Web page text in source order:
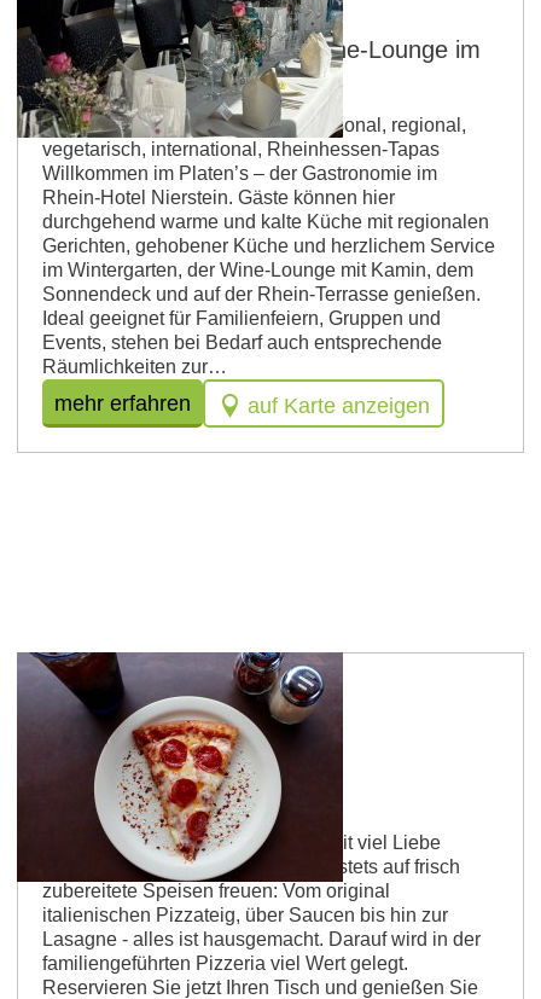
Nierstein
PLATEN’s Restaurant & Wine-Lounge im
Rhein-Hotel Nierstein
Betriebsart: Restaurant Küche: saisonal, regional,
vegetarisch, international, Rheinhessen-Tapas
Willkommen im Platen’s – der Gastronomie im
Rhein-Hotel Nierstein. Gäste können hier
durchgehend warme und kalte Küche mit regionalen
Gerichten, gehobener Küche und herzlichem Service
im Wintergarten, der Wine-Lounge mit Kamin, dem
Sonnendeck und auf der Rhein-Terrasse genießen.
Ideal geeignet für Familienfeiern, Gruppen und
Events, stehen bei Bedarf auch entsprechende
Räumlichkeiten zur…
mehr erfahren auf Karte anzeigen
Guntersblum
Pizzeria Da Paolo
Willkommen bei Paolo! Hier wird mit viel Liebe
gekocht und die Gäste dürfen sich stets auf frisch
zubereitete Speisen freuen: Vom original
italienischen Pizzateig, über Saucen bis hin zur
Lasagne - alles ist hausgemacht. Darauf wird in der
familiengeführten Pizzeria viel Wert gelegt.
Reservieren Sie jetzt Ihren Tisch und genießen Sie